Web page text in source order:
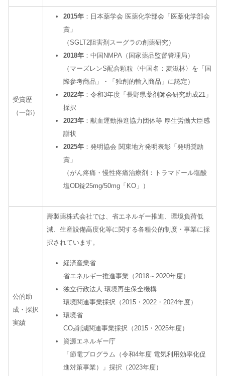
受賞歴
（一部）
2015年 ：日本薬学会 医薬化学部会「医薬化学部会
賞」
（SGLT2阻害剤スーグラの創薬研究）
2018年 ：中国NMPA（国家薬品監督管理局）
（マーズレンS配合顆粒〈中国名：麦滋林〉を「国
際参考商品」・「独創的輸入商品」に認定）
2022年 ：令和3年度「長野県薬剤師会研究助成21 」
採択
2023年 ：献血運動推進協力団体等 厚生労働大臣感
謝状
2025年 ：発明協会 関東地方発明表彰「発明奨励
賞」
（がん疼痛・慢性疼痛治療剤：トラマドール塩酸
塩OD錠25mg/50mg「KO」）
公的助
成・採択
実績
壽製薬株式会社では、省エネルギー推進、環境負荷低
減、生産設備高度化等に関する各種公的制度・事業に採
択されています。
経済産業省
省エネルギー推進事業（2018～2020年度）
独立行政法人 環境再生保全機構
環境関連事業採択（2015 ・2022 ・2024年度）
環境省
CO₂削減関連事業採択（2015 ・2025年度）
資源エネルギー庁
「節電プログラム（令和4年度 電気利用効率化促
進対策事業）」採択（2023年度）